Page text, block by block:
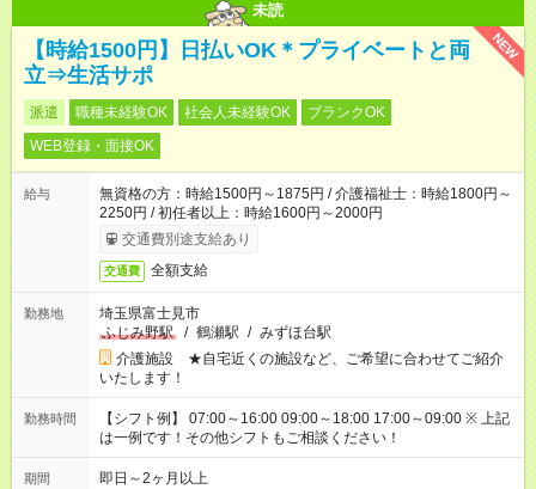
未読
NEW
【時給1500円】日払いOK＊プライベートと両
立⇒生活サポ
派遣 職種未経験OK 社会人未経験OK
ブランクOK
WEB登録・面接OK
給与
無資格の方：時給1500円～1875円 / 介護福祉士：時給1800円～
2250円 / 初任者以上：時給1600円～2000円
交通費別途支給あり
交通費 全額支給
勤務地
埼玉県富士見市
ふじみ野駅
/ 鶴瀬駅 / みずほ台駅
介護施設 ★自宅近くの施設など、ご希望に合わせてご紹介
いたします！
勤務時間
【シフト例】 07:00～16:00 09:00～18:00 17:00～09:00 ※ 上記
は一例です！その他シフトもご相談ください！
期間 即日～2ヶ月以上